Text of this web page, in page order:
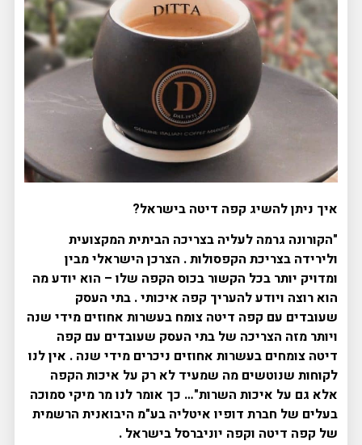
איך ניתן להשיג קפה דיטה בישראל?
"הקורונה גרמה לעליה בצריכה הביתית המקצועית
ולירידה בצריכת הקפסולות . הצרכן הישראלי מבין
ומדויק יותר בכל הקשור בכוס הקפה שלו – הוא יודע מה
הוא רוצה ויודע להעריך קפה איכותי . בתי העסק
שעובדים עם קפה דיטה צומח בעשרות אחוזים מידי שנה
ויותר מזה הצריכה של בתי העסק שעובדים עם קפה
דיטה צומחים בעשרות אחוזים ניכרים מידי שנה . אין לנו
לקוחות שנוטשים מה שמעיד לא רק על איכות הקפה
אלא גם על איכות השרות"… כך אומר לנו מר מיקי סמוכה
בעלים של חברת דופיו איטליה בע"מ היבואנית הרשמית
של קפה דיטה וקפה יוניברסל בישראל .